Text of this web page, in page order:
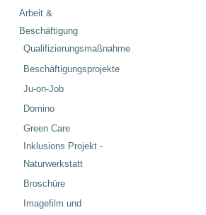
Arbeit &
Beschäftigung
Qualifizierungsmaßnahme
Beschäftigungsprojekte
Ju-on-Job
Domino
Green Care
Inklusions Projekt -
Naturwerkstatt
Broschüre
Imagefilm und